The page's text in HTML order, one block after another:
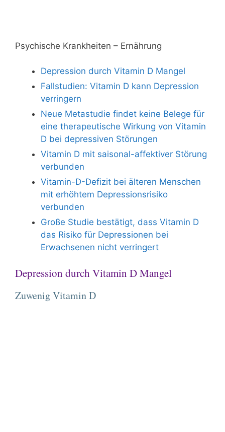
Psychische Krankheiten – Ernährung
Depression durch Vitamin D Mangel
Fallstudien: Vitamin D kann Depression
verringern
Neue Metastudie findet keine Belege für
eine therapeutische Wirkung von Vitamin
D bei depressiven Störungen
Vitamin D mit saisonal-affektiver Störung
verbunden
Vitamin-D-Defizit bei älteren Menschen
mit erhöhtem Depressionsrisiko
verbunden
Große Studie bestätigt, dass Vitamin D
das Risiko für Depressionen bei
Erwachsenen nicht verringert
Depression durch Vitamin D Mangel
Zuwenig Vitamin D